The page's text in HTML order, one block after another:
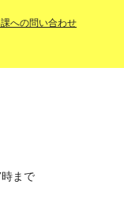
への問い合わせ
まで